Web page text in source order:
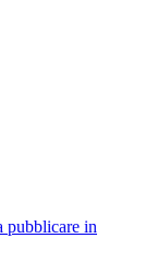
pubblicare in